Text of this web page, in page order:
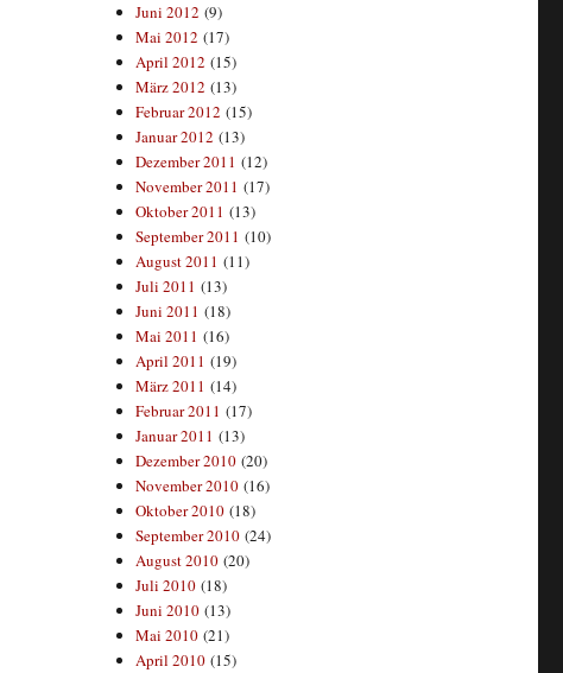
Juni 2012 (9)
Mai 2012 (17)
April 2012 (15)
März 2012 (13)
Februar 2012 (15)
Januar 2012 (13)
Dezember 2011 (12)
November 2011 (17)
Oktober 2011 (13)
September 2011 (10)
August 2011 (11)
Juli 2011 (13)
Juni 2011 (18)
Mai 2011 (16)
April 2011 (19)
März 2011 (14)
Februar 2011 (17)
Januar 2011 (13)
Dezember 2010 (20)
November 2010 (16)
Oktober 2010 (18)
September 2010 (24)
August 2010 (20)
Juli 2010 (18)
Juni 2010 (13)
Mai 2010 (21)
April 2010 (15)